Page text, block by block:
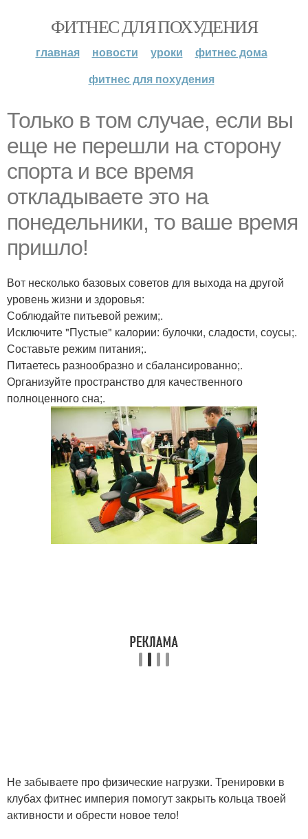
ФИТНЕС ДЛЯ ПОХУДЕНИЯ
главная новости уроки
фитнес дома
фитнес для похудения
Только в том случае, если вы
еще не перешли на сторону
спорта и все время
откладываете это на
понедельники, то ваше время
пришло!
Вот несколько базовых советов для выхода на другой
уровень жизни и здоровья:
Соблюдайте питьевой режим;.
Исключите "Пустые" калории: булочки, сладости, соусы;.
Составьте режим питания;.
Питаетесь разнообразно и сбалансированно;.
Организуйте пространство для качественного
полноценного сна;.
Не забываете про физические нагрузки. Тренировки в
клубах фитнес империя помогут закрыть кольца твоей
активности и обрести новое тело!